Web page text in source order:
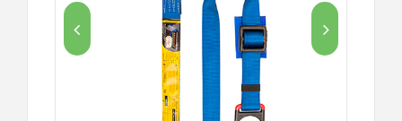
 